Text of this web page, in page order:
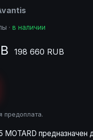
· в наличии
198 660 RUB
предоплата.
предназначен